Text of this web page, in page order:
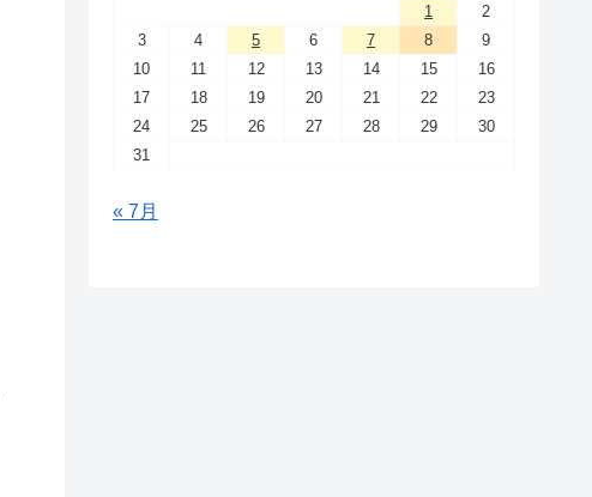
1
2
3
4 5 6 7 8
9
10
11 12 13 14 15
16
17
18 19 20 21 22
23
24
25 26 27 28 29
30
31
« 7月